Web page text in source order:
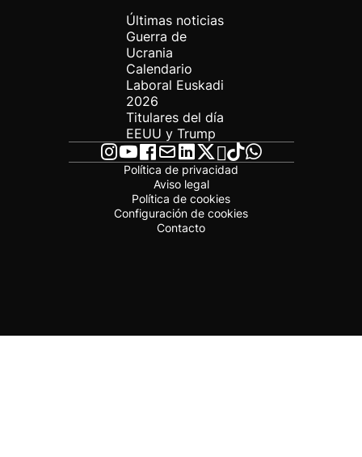
Últimas noticias
Guerra de
Ucrania
Calendario
Laboral Euskadi
2026
Titulares del día
EEUU y Trump
Política de privacidad
Aviso legal
Política de cookies
Configuración de cookies
Contacto